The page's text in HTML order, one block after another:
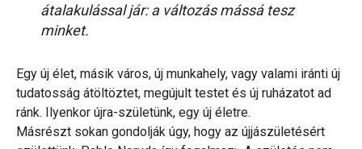
átalakulással jár: a változás mássá tesz
minket.
Egy új élet, másik város, új munkahely, vagy valami iránti új
tudatosság átöltöztet, megújult testet és új ruházatot ad
ránk. Ilyenkor újra-születünk, egy új életre.
Másrészt sokan gondolják úgy, hogy az újjászületésért